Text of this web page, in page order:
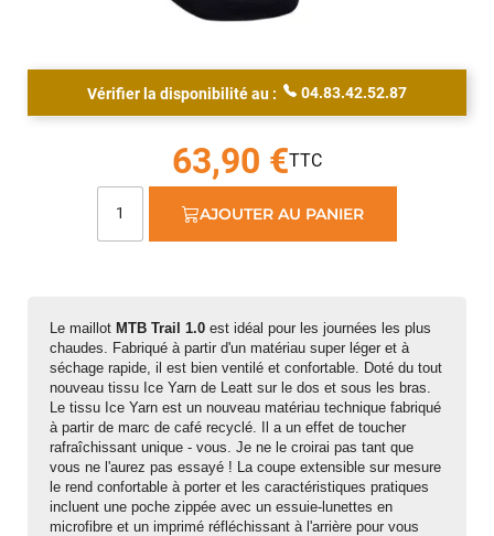
​​​​​​Le maillot MTB Trail 1.0 est idéal pour les journées les plus
chaudes. Fabriqué à partir d'un matériau super léger et à
séchage rapide, il est bien ventilé et confortable. Doté du tout
nouveau tissu Ice Yarn de Leatt sur le dos et sous les bras.
Le tissu Ice Yarn est un nouveau matériau technique fabriqué
à partir de marc de café recyclé. Il a un effet de toucher
rafraîchissant unique - vous. Je ne le croirai pas tant que
vous ne l'aurez pas essayé ! La coupe extensible sur mesure
le rend confortable à porter et les caractéristiques pratiques
incluent une poche zippée avec un essuie-lunettes en
microfibre et un imprimé réfléchissant à l'arrière pour vous
Vérifier la disponibilité au : 04.83.42.52.87
63,90 €
AJOUTER AU PANIER
Jean-Marc TAMAYO
il y a 2 semaines
J'ai acheté un Mondraker Chaser chez Funway Vélo à La
Garde en octobre 2024 et, dès le départ, j'ai été très satisfait
de mon achat. J'avais d'ailleurs recommandé cette enseigne